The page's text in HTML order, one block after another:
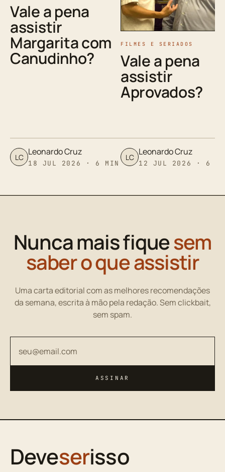
Vale a pena
assistir
Margarita com
Canudinho?
LC Leonardo Cruz
18 JUL 2026 · 6 MIN
FILMES E SERIADOS
Vale a pena
assistir
Aprovados?
LC Leonardo Cruz
12 JUL 2026 · 6
Nunca mais fiquesem
saber o que assistir
Uma carta editorial com as melhores recomendações
da semana, escrita à mão pela redação. Sem clickbait,
sem spam.
ASSINAR
Deveserisso